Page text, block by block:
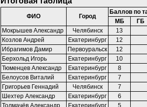
ФИО Город
Баллов по
МБ
ГБ
Мокрышев Александр
Челябинск
13
Козлов Андрей
Екатеринбург
12
Ибрагимов Дамир
Первоуральск
12
Берхольд Игорь
Екатеринбург
10
Тюменцев Александр
Екатеринбург
8
Белоусов Виталий
Екатеринбург
7
Григорьев Геннадий
Челябинск
7
Шехтер Александр
Екатеринбург
6
Толмачёв Александр
Екатеринбург
5